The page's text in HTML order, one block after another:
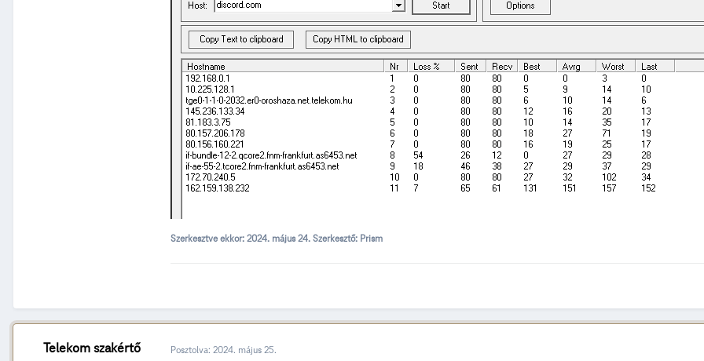
Szerkesztve ekkor: 2024. május 24. Szerkesztő: Prism
Telekom szakértő Posztolva: 2024. május 25.